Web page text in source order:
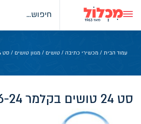
content
עמוד הבית / מכשירי כתיבה / טושים / מגוון טושים / סט 24 טושים בקלמר 156-24 DELI
סט 24 טושים בקלמר 156-24 DELI